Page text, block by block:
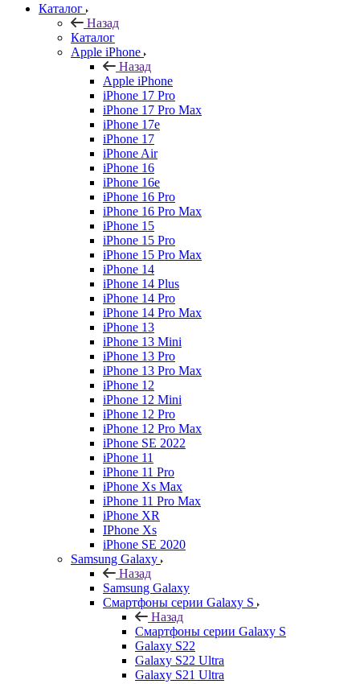
Каталог
Назад
Каталог
Apple iPhone
Назад
Apple iPhone
iPhone 17 Pro
iPhone 17 Pro Max
iPhone 17e
iPhone 17
iPhone Air
iPhone 16
iPhone 16e
iPhone 16 Pro
iPhone 16 Pro Max
iPhone 15
iPhone 15 Pro
iPhone 15 Pro Max
iPhone 14
iPhone 14 Plus
iPhone 14 Pro
iPhone 14 Pro Max
iPhone 13
iPhone 13 Mini
iPhone 13 Pro
iPhone 13 Pro Max
iPhone 12
iPhone 12 Mini
iPhone 12 Pro
iPhone 12 Pro Max
iPhone SE 2022
iPhone 11
iPhone 11 Pro
iPhone Xs Max
iPhone 11 Pro Max
iPhone XR
IPhone Xs
iPhone SE 2020
Samsung Galaxy
Назад
Samsung Galaxy
Смартфоны серии Galaxy S
Назад
Смартфоны серии Galaxy S
Galaxy S22
Galaxy S22 Ultra
Galaxy S21 Ultra